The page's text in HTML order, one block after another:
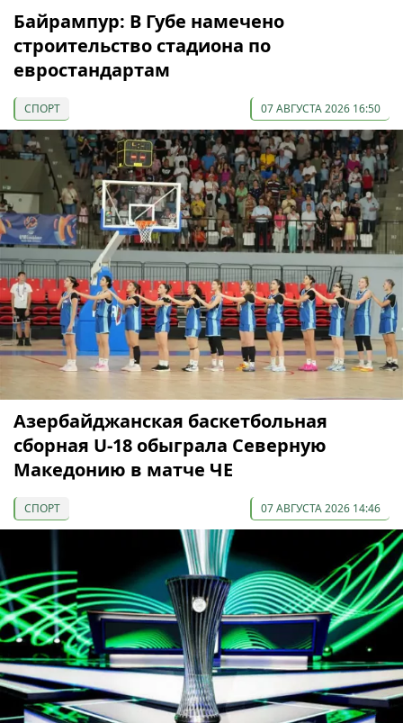
Байрампур: В Губе намечено
строительство стадиона по
евростандартам
СПОРТ 07 АВГУСТА 2026 16:50
Азербайджанская баскетбольная
сборная U-18 обыграла Северную
Македонию в матче ЧЕ
СПОРТ 07 АВГУСТА 2026 14:46